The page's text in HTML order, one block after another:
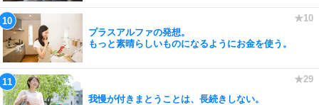
プラスアルファの発想。
もっと素晴らしいものになるようにお金を使う。
我慢が付きまとうことは、長続きしない。